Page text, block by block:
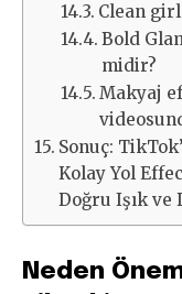
Clean
Bold
midir?
Makyaj
Sonuç:
Kolay Yol
Doğru Işık ve
Neden